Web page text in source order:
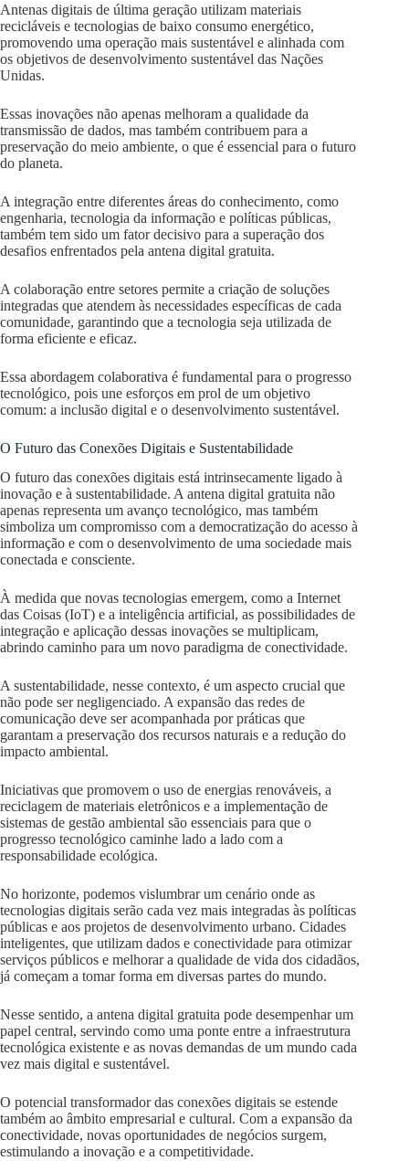
Antenas digitais de última geração utilizam materiais
recicláveis e tecnologias de baixo consumo energético,
promovendo uma operação mais sustentável e alinhada com
os objetivos de desenvolvimento sustentável das Nações
Unidas.
Essas inovações não apenas melhoram a qualidade da
transmissão de dados, mas também contribuem para a
preservação do meio ambiente, o que é essencial para o futuro
do planeta.
A integração entre diferentes áreas do conhecimento, como
engenharia, tecnologia da informação e políticas públicas,
também tem sido um fator decisivo para a superação dos
desafios enfrentados pela antena digital gratuita.
A colaboração entre setores permite a criação de soluções
integradas que atendem às necessidades específicas de cada
comunidade, garantindo que a tecnologia seja utilizada de
forma eficiente e eficaz.
Essa abordagem colaborativa é fundamental para o progresso
tecnológico, pois une esforços em prol de um objetivo
comum: a inclusão digital e o desenvolvimento sustentável.
O Futuro das Conexões Digitais e Sustentabilidade
O futuro das conexões digitais está intrinsecamente ligado à
inovação e à sustentabilidade. A antena digital gratuita não
apenas representa um avanço tecnológico, mas também
simboliza um compromisso com a democratização do acesso à
informação e com o desenvolvimento de uma sociedade mais
conectada e consciente.
À medida que novas tecnologias emergem, como a Internet
das Coisas (IoT) e a inteligência artificial, as possibilidades de
integração e aplicação dessas inovações se multiplicam,
abrindo caminho para um novo paradigma de conectividade.
A sustentabilidade, nesse contexto, é um aspecto crucial que
não pode ser negligenciado. A expansão das redes de
comunicação deve ser acompanhada por práticas que
garantam a preservação dos recursos naturais e a redução do
impacto ambiental.
Iniciativas que promovem o uso de energias renováveis, a
reciclagem de materiais eletrônicos e a implementação de
sistemas de gestão ambiental são essenciais para que o
progresso tecnológico caminhe lado a lado com a
responsabilidade ecológica.
No horizonte, podemos vislumbrar um cenário onde as
tecnologias digitais serão cada vez mais integradas às políticas
públicas e aos projetos de desenvolvimento urbano. Cidades
inteligentes, que utilizam dados e conectividade para otimizar
serviços públicos e melhorar a qualidade de vida dos cidadãos,
já começam a tomar forma em diversas partes do mundo.
Nesse sentido, a antena digital gratuita pode desempenhar um
papel central, servindo como uma ponte entre a infraestrutura
tecnológica existente e as novas demandas de um mundo cada
vez mais digital e sustentável.
O potencial transformador das conexões digitais se estende
também ao âmbito empresarial e cultural. Com a expansão da
conectividade, novas oportunidades de negócios surgem,
estimulando a inovação e a competitividade.